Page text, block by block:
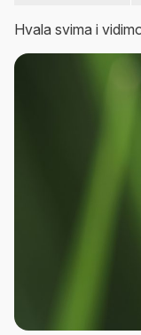
Hvala svima i